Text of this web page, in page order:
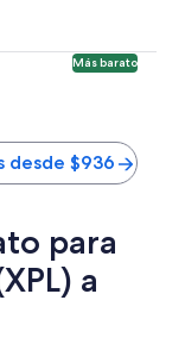
Más barato
desde $936
para
a